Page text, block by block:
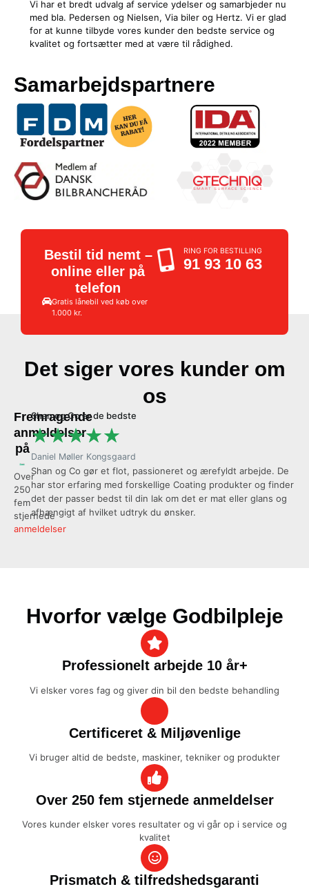
Vi har et bredt udvalg af service ydelser og samarbjeder nu
med bla. Pedersen og Nielsen, Via biler og Hertz. Vi er glad
for at kunne tilbyde vores kunder den bedste service og
kvalitet og fortsætter med at være til rådighed.
Samarbejdspartnere
Bestil tid nemt –
online eller på
telefon
Gratis lånebil ved køb over
1.000 kr.
RING FOR BESTILLING
91 93 10 63
Det siger vores kunder om
os
Fremragende
anmeldelser
på
Over
250
fem
stjernede
anmeldelser
Shan og Co er de bedste
★★★★★
Daniel Møller Kongsgaard
Shan og Co gør et flot, passioneret og ærefyldt arbejde. De
har stor erfaring med forskellige Coating produkter og finder
det der passer bedst til din lak om det er mat eller glans og
afhængigt af hvilket udtryk du ønsker.
Hvorfor vælge Godbilpleje
Professionelt arbejde 10 år+
Vi elsker vores fag og giver din bil den bedste behandling
Certificeret & Miljøvenlige
Vi bruger altid de bedste, maskiner, tekniker og produkter
Over 250 fem stjernede anmeldelser
Vores kunder elsker vores resultater og vi går op i service og
kvalitet
Prismatch & tilfredshedsgaranti